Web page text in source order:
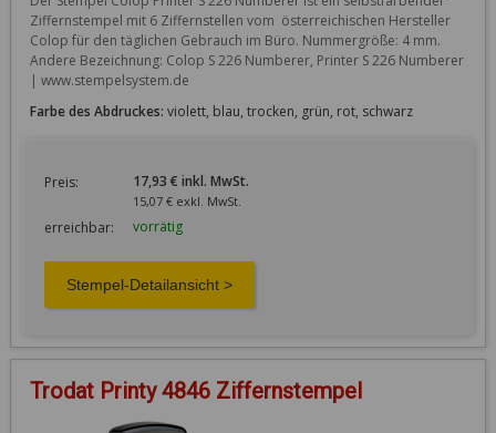
Ziffernstempel mit 6 Ziffernstellen vom  österreichischen Hersteller
Colop für den täglichen Gebrauch im Büro. Nummergröße: 4 mm.
Andere Bezeichnung: Colop S 226 Numberer, Printer S 226 Numberer
| www.stempelsystem.de
Farbe des Abdruckes: violett, blau, trocken, grün, rot, schwarz
Preis: 17,93 € inkl. MwSt.
15,07 € exkl. MwSt.
erreichbar: vorrätig
Trodat Printy 4846 Ziffernstempel